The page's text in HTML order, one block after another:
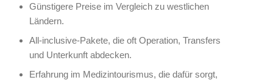
Günstigere Preise im Vergleich zu westlichen
Ländern.
All-inclusive-Pakete, die oft Operation, Transfers
und Unterkunft abdecken.
Erfahrung im Medizintourismus, die dafür sorgt,